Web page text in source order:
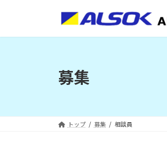
募集
トップ 募集 相談員